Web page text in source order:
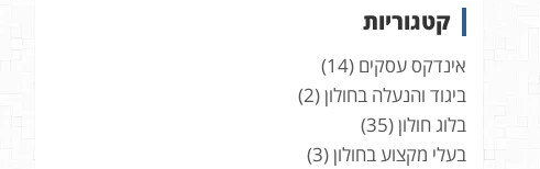
קטגוריות
אינדקס עסקים (14)
ביגוד והנעלה בחולון(2)
בלוג חולון(35)
בעלי מקצוע בחולון(3)